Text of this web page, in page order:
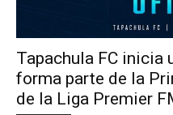
Tapachula FC inicia
forma parte de la
de la Liga Premier